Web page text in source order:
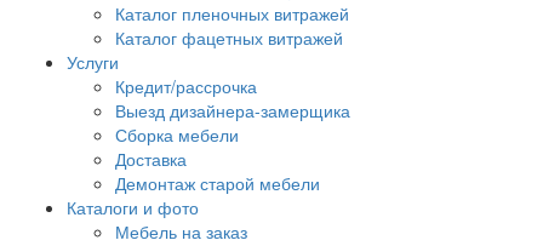
Каталог пленочных витражей
Каталог фацетных витражей
Услуги
Кредит/рассрочка
Выезд дизайнера-замерщика
Сборка мебели
Доставка
Демонтаж старой мебели
Каталоги и фото
Мебель на заказ